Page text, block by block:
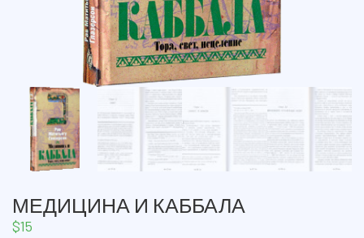
МЕДИЦИНА И КАББАЛА
$15